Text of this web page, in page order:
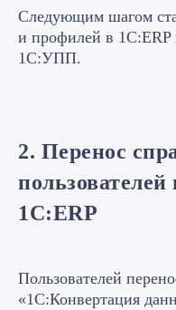
Следующим шагом
и профилей в 1С:ERP
1С:УПП.
2. Перенос
1С:ERP
Пользователей
«1С:Конвертация